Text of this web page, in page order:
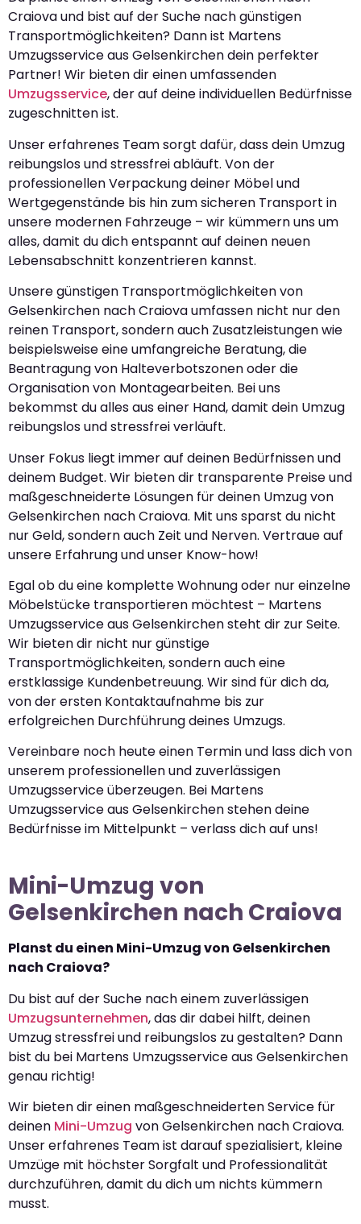
Craiova und bist auf der Suche nach günstigen
Transportmöglichkeiten? Dann ist Martens
Umzugsservice aus Gelsenkirchen dein perfekter
Partner! Wir bieten dir einen umfassenden
Umzugsservice, der auf deine individuellen Bedürfnisse
zugeschnitten ist.
Unser erfahrenes Team sorgt dafür, dass dein Umzug
reibungslos und stressfrei abläuft. Von der
professionellen Verpackung deiner Möbel und
Wertgegenstände bis hin zum sicheren Transport in
unsere modernen Fahrzeuge – wir kümmern uns um
alles, damit du dich entspannt auf deinen neuen
Lebensabschnitt konzentrieren kannst.
Unsere günstigen Transportmöglichkeiten von
Gelsenkirchen nach Craiova umfassen nicht nur den
reinen Transport, sondern auch Zusatzleistungen wie
beispielsweise eine umfangreiche Beratung, die
Beantragung von Halteverbotszonen oder die
Organisation von Montagearbeiten. Bei uns
bekommst du alles aus einer Hand, damit dein Umzug
reibungslos und stressfrei verläuft.
Unser Fokus liegt immer auf deinen Bedürfnissen und
deinem Budget. Wir bieten dir transparente Preise und
maßgeschneiderte Lösungen für deinen Umzug von
Gelsenkirchen nach Craiova. Mit uns sparst du nicht
nur Geld, sondern auch Zeit und Nerven. Vertraue auf
unsere Erfahrung und unser Know-how!
Egal ob du eine komplette Wohnung oder nur einzelne
Möbelstücke transportieren möchtest – Martens
Umzugsservice aus Gelsenkirchen steht dir zur Seite.
Wir bieten dir nicht nur günstige
Transportmöglichkeiten, sondern auch eine
erstklassige Kundenbetreuung. Wir sind für dich da,
von der ersten Kontaktaufnahme bis zur
erfolgreichen Durchführung deines Umzugs.
Vereinbare noch heute einen Termin und lass dich von
unserem professionellen und zuverlässigen
Umzugsservice überzeugen. Bei Martens
Umzugsservice aus Gelsenkirchen stehen deine
Bedürfnisse im Mittelpunkt – verlass dich auf uns!
Mini-Umzug von
Gelsenkirchen nach Craiova
Planst du einen Mini-Umzug von Gelsenkirchen
nach Craiova?
Du bist auf der Suche nach einem zuverlässigen
Umzugsunternehmen, das dir dabei hilft, deinen
Umzug stressfrei und reibungslos zu gestalten? Dann
bist du bei Martens Umzugsservice aus Gelsenkirchen
genau richtig!
Wir bieten dir einen maßgeschneiderten Service für
deinen Mini-Umzug von Gelsenkirchen nach Craiova.
Unser erfahrenes Team ist darauf spezialisiert, kleine
Umzüge mit höchster Sorgfalt und Professionalität
durchzuführen, damit du dich um nichts kümmern
musst.